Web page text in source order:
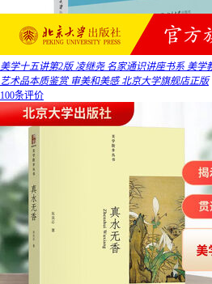
美学十五讲第2版 凌继尧 名家通识讲座书系 美
艺术品本质鉴赏 审美和美感 北京大学旗舰店正版
100条评价